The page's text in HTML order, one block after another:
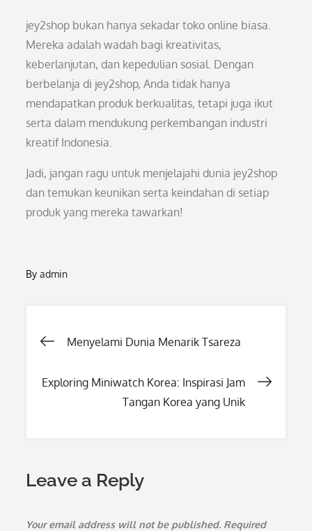
jey2shop bukan hanya sekadar toko online biasa.
Mereka adalah wadah bagi kreativitas,
keberlanjutan, dan kepedulian sosial. Dengan
berbelanja di jey2shop, Anda tidak hanya
mendapatkan produk berkualitas, tetapi juga ikut
serta dalam mendukung perkembangan industri
kreatif Indonesia.
Jadi, jangan ragu untuk menjelajahi dunia jey2shop
dan temukan keunikan serta keindahan di setiap
produk yang mereka tawarkan!
Byadmin
Post
navigation
Menyelami Dunia Menarik Tsareza
Exploring Miniwatch Korea: Inspirasi Jam
Tangan Korea yang Unik
Leave a Reply
Your email address will not be published. Required